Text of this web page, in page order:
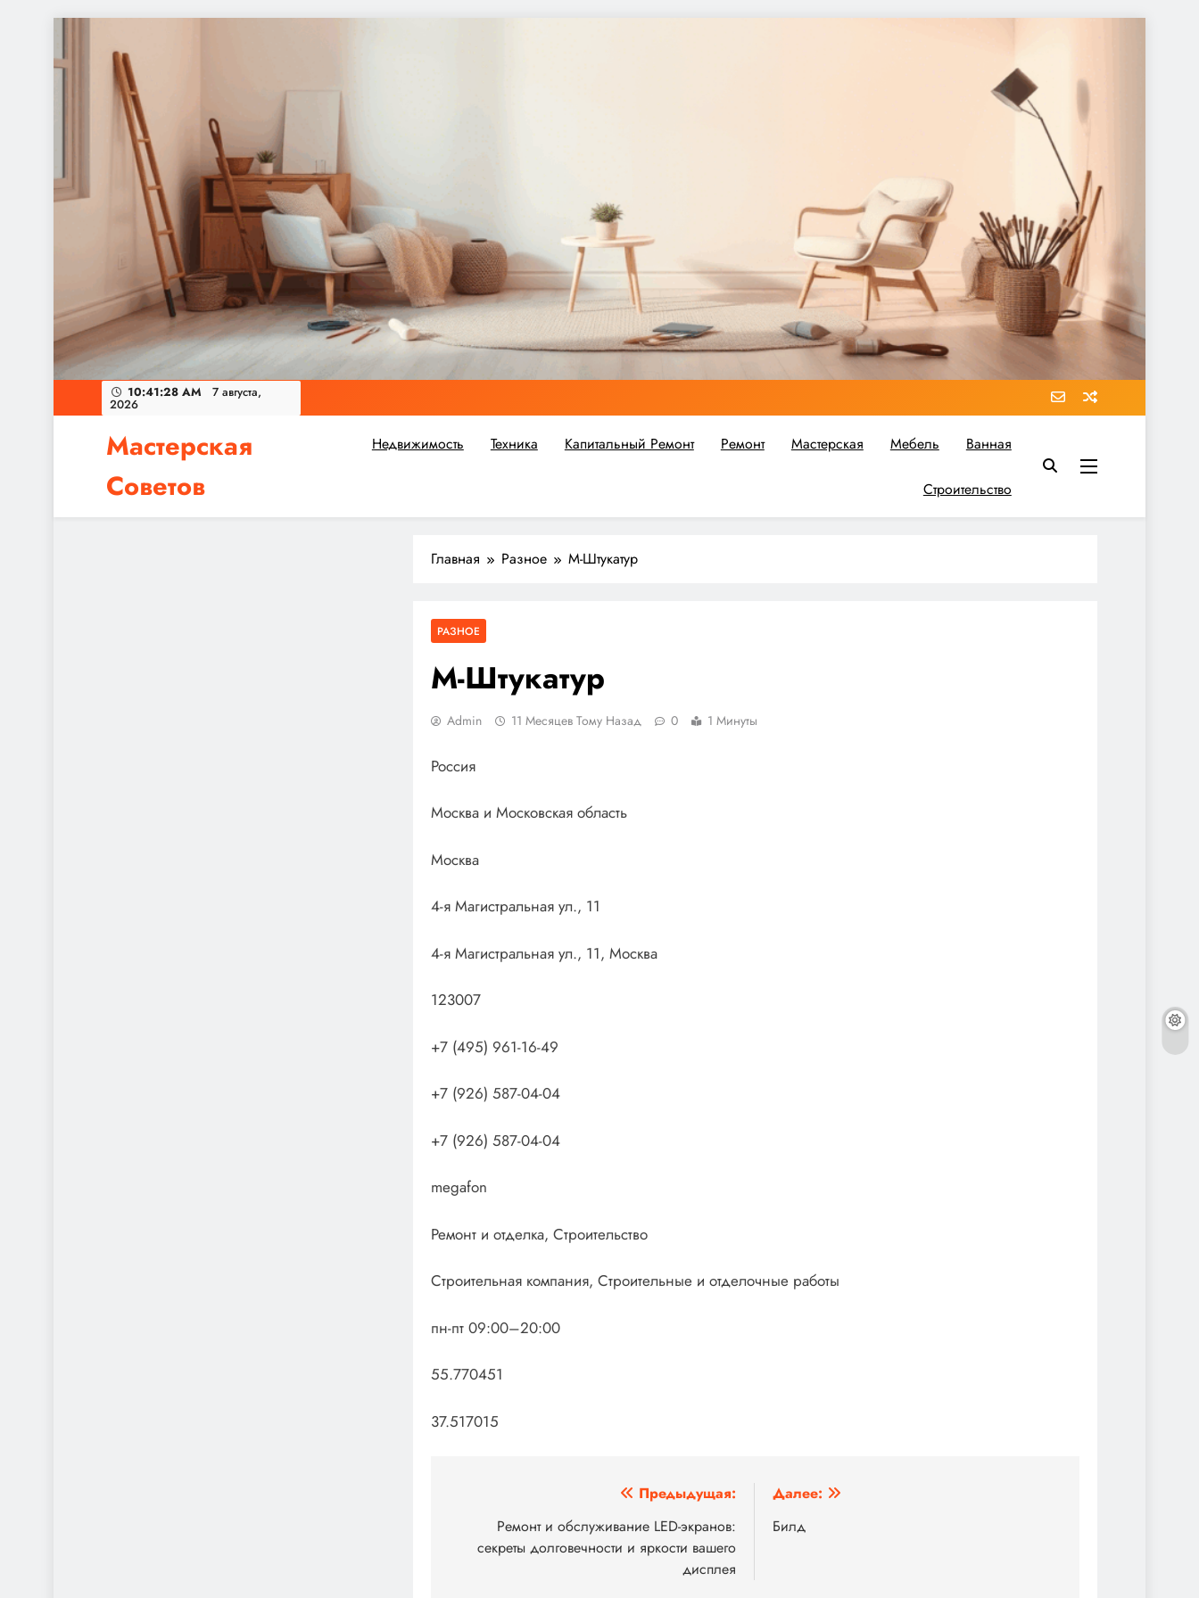
содержимому
10:41:29 AM 7 августа,
2026
Мастерская
Советов
Независимо от того, планируете ли вы небольшой ремонт или крупное строительство, в Мастерской Советов вы найдете все необходимое для реализации своих идей!
Недвижимость Техника Капитальный Ремонт Ремонт Мастерская Мебель Ванная
Строительство
Главная Разное М-Штукатур
РАЗНОЕ
М-Штукатур
Admin 11 Месяцев Тому Назад 0 1 Минуты
Россия
Москва и Московская область
Москва
4-я Магистральная ул., 11
4-я Магистральная ул., 11, Москва
123007
+7 (495) 961-16-49
+7 (926) 587-04-04
+7 (926) 587-04-04
megafon
Ремонт и отделка, Строительство
Строительная компания, Строительные и отделочные работы
пн-пт 09:00–20:00
55.770451
37.517015
записям
Предыдущая:
Ремонт и обслуживание LED-экранов:
секреты долговечности и яркости вашего
дисплея
Далее:
Билд